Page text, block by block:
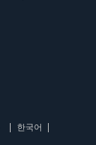
한국어